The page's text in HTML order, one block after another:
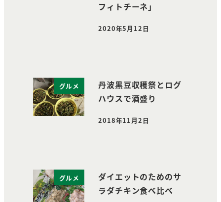
フィトチーネ」
投稿日
2020年5月12日
グルメ
丹波黒豆収穫祭とログ
ハウスで酒盛り
投稿日
2018年11月2日
グルメ
ダイエットのためのサ
ラダチキン食べ比べ